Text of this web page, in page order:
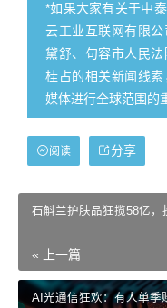
*如果大家有关于中
云工业互联网有限
黛舒、句容市人民
桂占的相关新闻线
媒体进行全球范围的
分享
阅读
石斛兰护肤品狂揽58亿，
« 上一篇
AI光通信狂欢：有人单季